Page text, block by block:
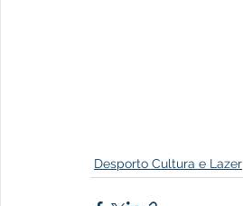
Desporto Cultura e Lazer